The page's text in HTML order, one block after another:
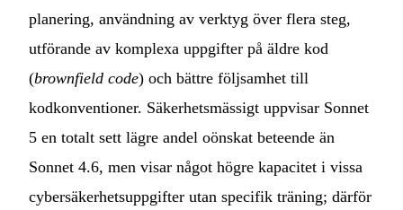
planering, användning av verktyg över flera steg,
utförande av komplexa uppgifter på äldre kod
(brownfield code) och bättre följsamhet till
kodkonventioner. Säkerhetsmässigt uppvisar Sonnet
5 en totalt sett lägre andel oönskat beteende än
Sonnet 4.6, men visar något högre kapacitet i vissa
cybersäkerhetsuppgifter utan specifik träning; därför